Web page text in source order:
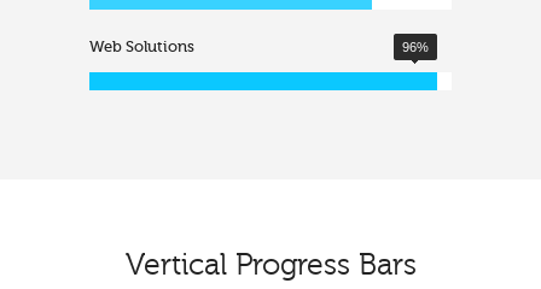
Web Solutions 96%
Vertical Progress Bars